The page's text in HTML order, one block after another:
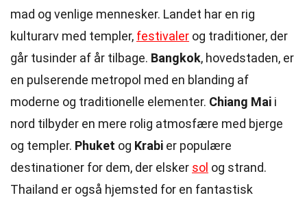
mad og venlige mennesker. Landet har en rig
kulturarv med templer, festivaler og traditioner, der
går tusinder af år tilbage. Bangkok, hovedstaden, er
en pulserende metropol med en blanding af
moderne og traditionelle elementer. Chiang Mai i
nord tilbyder en mere rolig atmosfære med bjerge
og templer. Phuket og Krabi er populære
destinationer for dem, der elsker sol og strand.
Thailand er også hjemsted for en fantastisk